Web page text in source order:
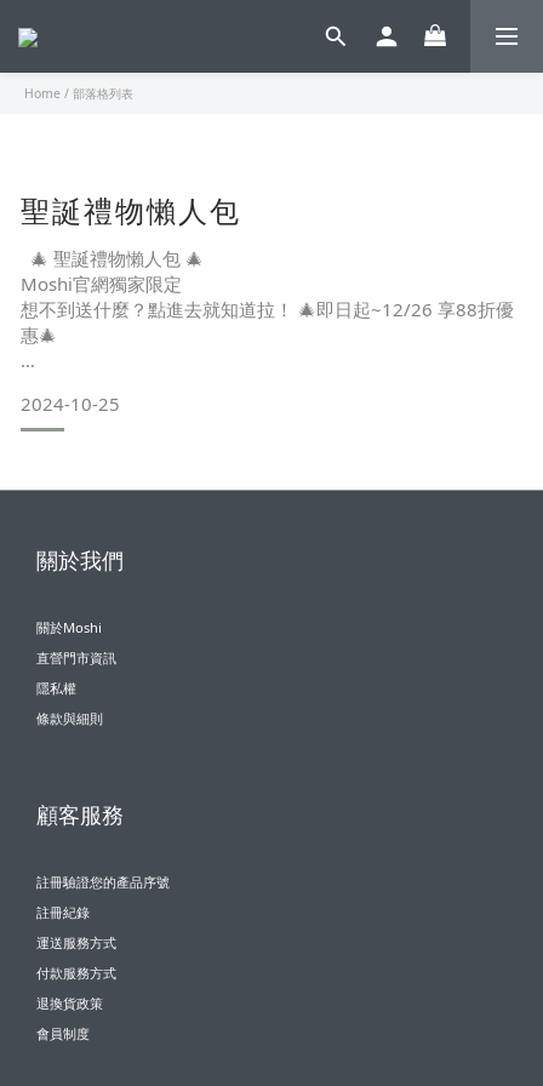
Home / 部落格列表
聖誕禮物懶人包
🎄 聖誕禮物懶人包 🎄
Moshi官網獨家限定
想不到送什麼？點進去就知道拉！ 🎄即日起~12/26 享88折優
惠🎄
🚀年曆隱藏驚喜，等你來發現💫
2024-10-25
關於我們
關於Moshi
直營門市資訊
隱私權
條款與細則
顧客服務
註冊驗證您的產品序號
註冊紀錄
運送服務方式
付款服務方式
退換貨政策
會員制度